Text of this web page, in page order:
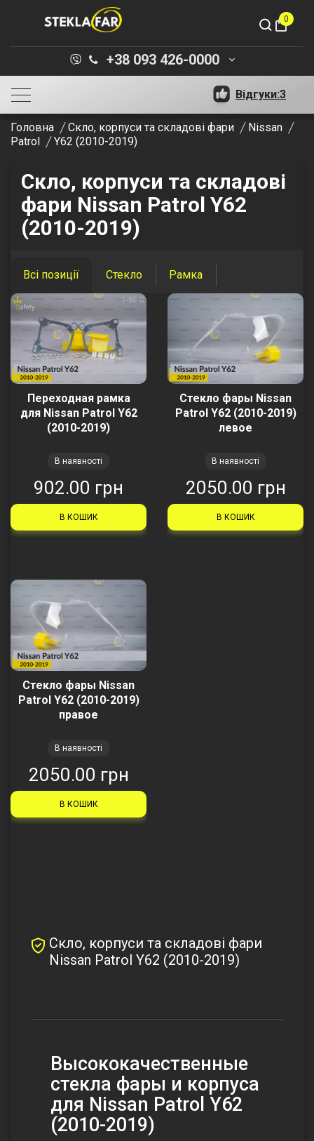
shopping_bag
0
+38 093 426-0000 keyboard_arrow_down
Відгуки:3
Головна Скло, корпуси та складові фари
Nissan
Patrol
Y62 (2010-2019)
Скло, корпуси та складові
фари Nissan Patrol Y62
(2010-2019)
Всі позиції Стекло Рамка
Переходная рамка
для Nissan Patrol Y62
(2010-2019)
В наявності
902.00 грн
В КОШИК
Стекло фары Nissan
Patrol Y62 (2010-2019)
левое
В наявності
2050.00 грн
В КОШИК
Стекло фары Nissan
Patrol Y62 (2010-2019)
правое
В наявності
2050.00 грн
В КОШИК
Скло, корпуси та складові фари
Nissan Patrol Y62 (2010-2019)
Высококачественные
стекла фары и корпуса
для Nissan Patrol Y62
(2010-2019)